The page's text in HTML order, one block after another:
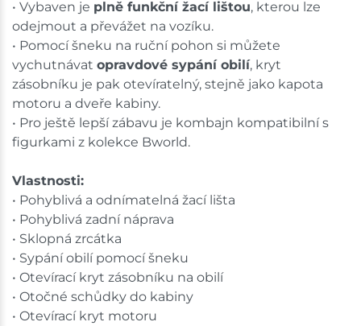
• Vybaven je plně funkční žací lištou, kterou lze
odejmout a převážet na vozíku.
• Pomocí šneku na ruční pohon si můžete
vychutnávat opravdové sypání obilí, kryt
zásobníku je pak otevíratelný, stejně jako kapota
motoru a dveře kabiny.
• Pro ještě lepší zábavu je kombajn kompatibilní s
figurkami z kolekce Bworld.
Vlastnosti:
• Pohyblivá a odnímatelná žací lišta
• Pohyblivá zadní náprava
• Sklopná zrcátka
• Sypání obilí pomocí šneku
• Otevírací kryt zásobníku na obilí
• Otočné schůdky do kabiny
• Otevírací kryt motoru